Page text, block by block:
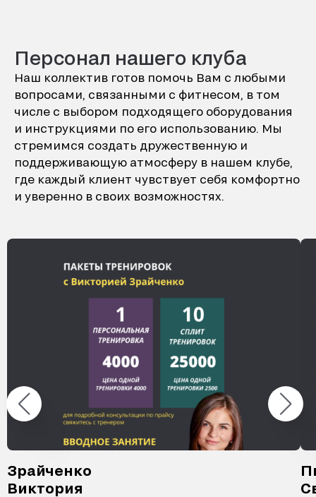
Персонал нашего клуба
Наш коллектив готов помочь Вам с любыми
вопросами, связанными с фитнесом, в том
числе с выбором подходящего оборудования
и инструкциями по его использованию. Мы
стремимся создать дружественную и
поддерживающую атмосферу в нашем клубе,
где каждый клиент чувствует себя комфортно
и уверенно в своих возможностях.
Зрайченко
Виктория